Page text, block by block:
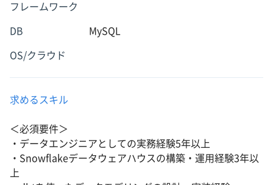
フレームワーク
DB MySQL
OS/クラウド
求めるスキル
＜必須要件＞
・データエンジニアとしての実務経験5年以上
・Snowflakeデータウェアハウスの構築・運用経験3年以
上